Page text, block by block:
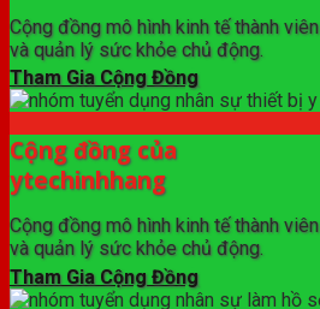
Cộng đồng mô hình kinh tế thành viên
và quản lý sức khỏe chủ động.
Tham Gia Cộng Đồng
Cộng đồng của
ytechinhhang
Cộng đồng mô hình kinh tế thành viên
và quản lý sức khỏe chủ động.
Tham Gia Cộng Đồng